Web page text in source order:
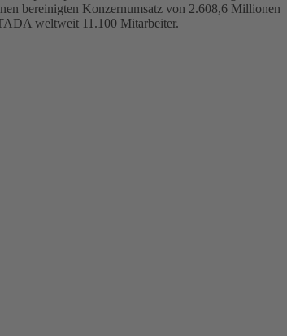
bereinigten Konzernumsatz von 2.608,6 Millionen
weltweit 11.100 Mitarbeiter.